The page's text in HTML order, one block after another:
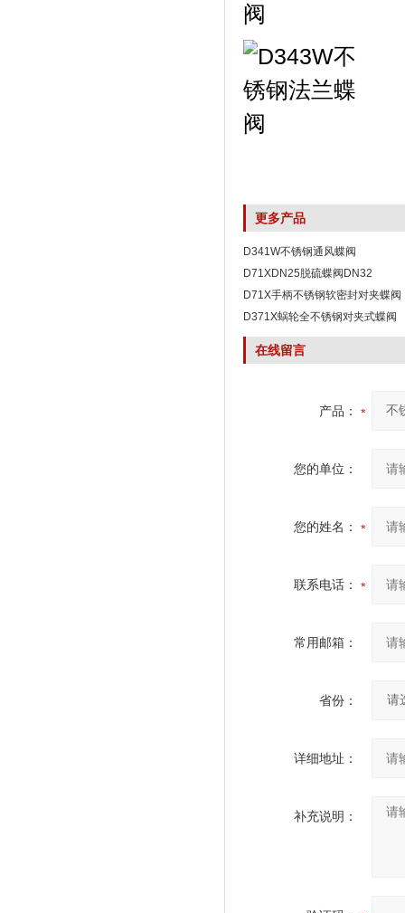
更多产品
D341W不锈钢通风蝶阀
D71XDN25脱硫蝶阀DN32
D71X手柄不锈钢软密封对夹蝶阀
D371X蜗轮全不锈钢对夹式蝶阀
在线留言
产品：
您的单位：
您的姓名：
联系电话：
常用邮箱：
省份：
详细地址：
补充说明：